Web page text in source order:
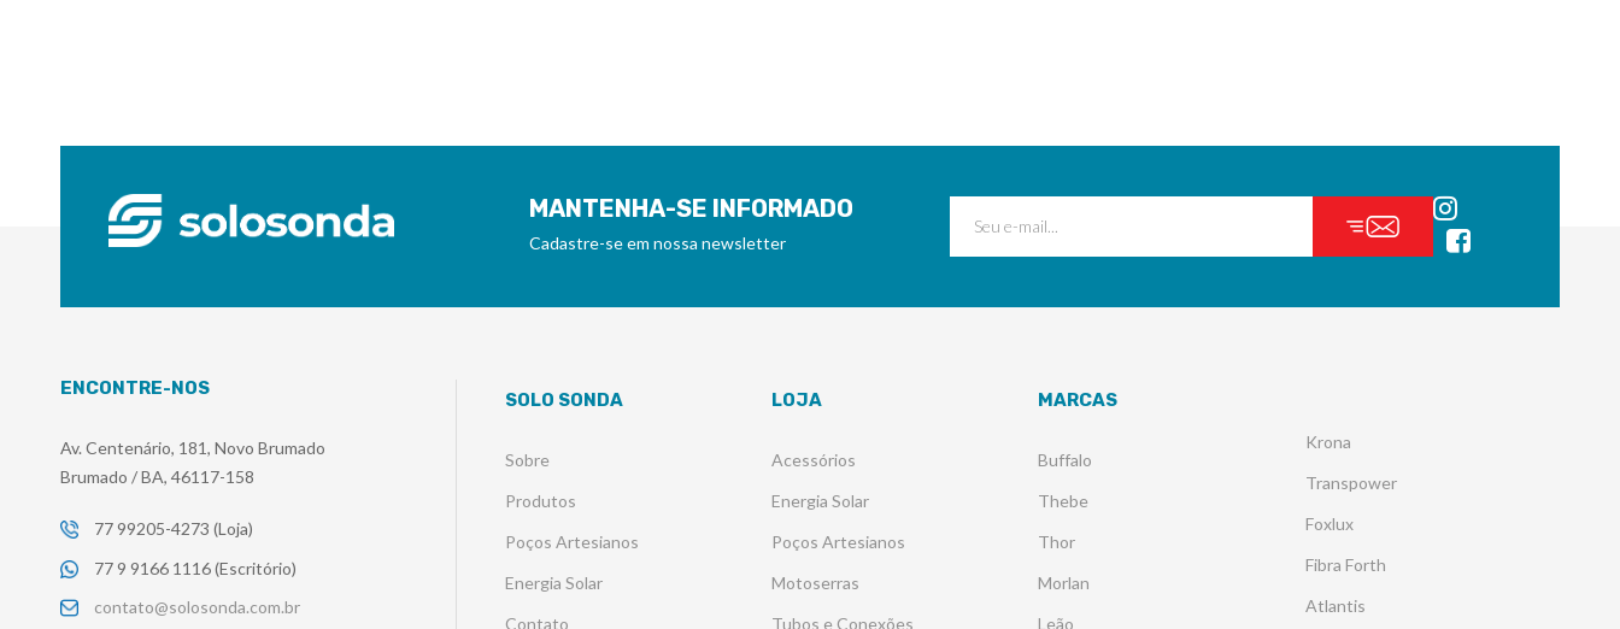
MANTENHA-SE INFORMADO
Cadastre-se em nossa newsletter
ENCONTRE-NOS
Av. Centenário, 181, Novo Brumado
Brumado / BA, 46117-158
77 99205-4273 (Loja)
77 9 9166 1116 (Escritório)
contato@solosonda.com.br
SOLO SONDA
Sobre
Produtos
Poços Artesianos
Energia Solar
Contato
LOJA
Acessórios
Energia Solar
Poços Artesianos
Motoserras
Tubos e Conexões
MARCAS
Buffalo
Thebe
Thor
Morlan
Leão
Krona
Transpower
Foxlux
Fibra Forth
Atlantis